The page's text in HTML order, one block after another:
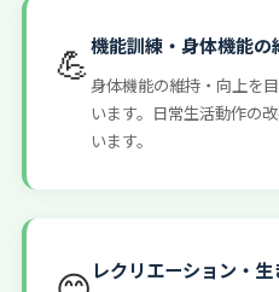
💪機能訓練・身体機能の
身体機能の維持・向上を
います。日常生活動作の
います。
レクリエーション・生